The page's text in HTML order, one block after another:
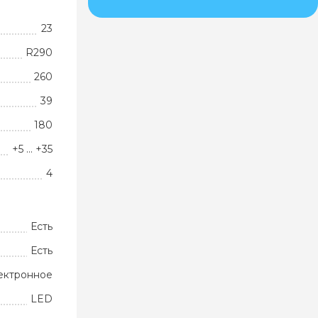
23
R290
260
39
180
+5 ... +35
4
Есть
Есть
LED